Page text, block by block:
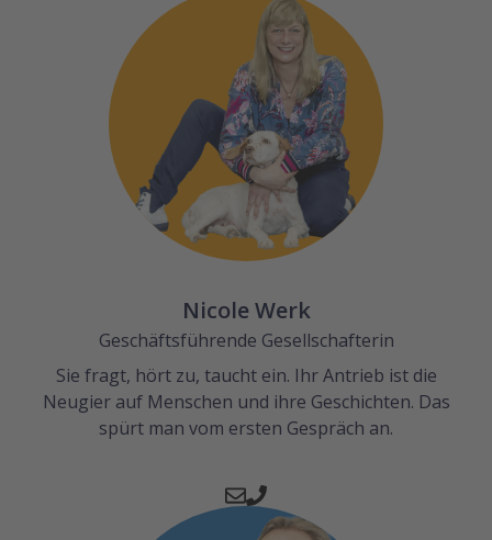
Nicole Werk
Geschäftsführende Gesellschafterin
Sie fragt, hört zu, taucht ein. Ihr Antrieb ist die
Neugier auf Menschen und ihre Geschichten. Das
spürt man vom ersten Gespräch an.